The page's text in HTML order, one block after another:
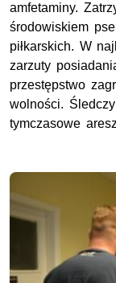
amfetaminy.
środowiskiem
piłkarskich. W
zarzuty
przestępstwo
wolności.
tymczasowe